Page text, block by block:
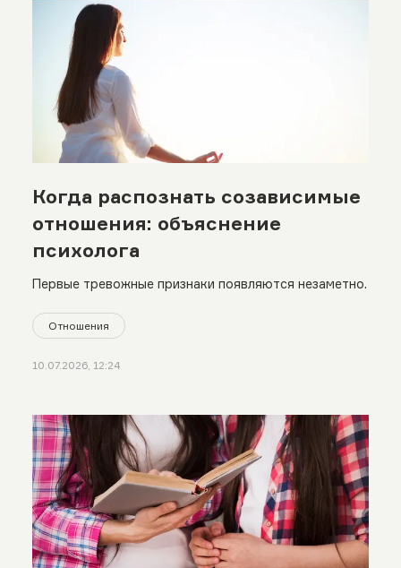
Когда распознать созависимые
отношения: объяснение
психолога
Первые тревожные признаки появляются незаметно.
Отношения
10.07.2026, 12:24